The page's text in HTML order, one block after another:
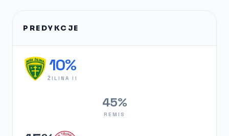
PREDYKCJE
10%
ŽILINA II
45%
REMIS